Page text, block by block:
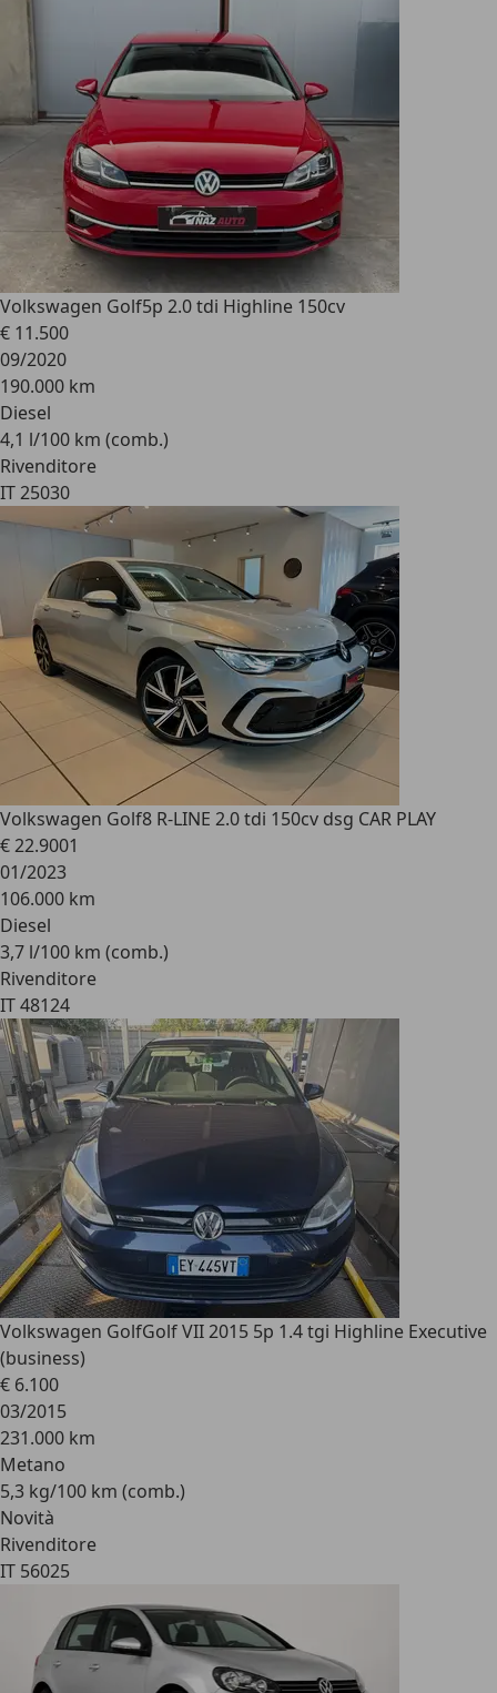
Volkswagen Golf5p 2.0 tdi Highline 150cv
€ 11.500
09/2020
190.000 km
Diesel
4,1 l/100 km (comb.)
Rivenditore
IT 25030
Volkswagen Golf8 R-LINE 2.0 tdi 150cv dsg CAR PLAY
€ 22.9001
01/2023
106.000 km
Diesel
3,7 l/100 km (comb.)
Rivenditore
IT 48124
Volkswagen GolfGolf VII 2015 5p 1.4 tgi Highline Executive
(business)
€ 6.100
03/2015
231.000 km
Metano
5,3 kg/100 km (comb.)
Novità
Rivenditore
IT 56025